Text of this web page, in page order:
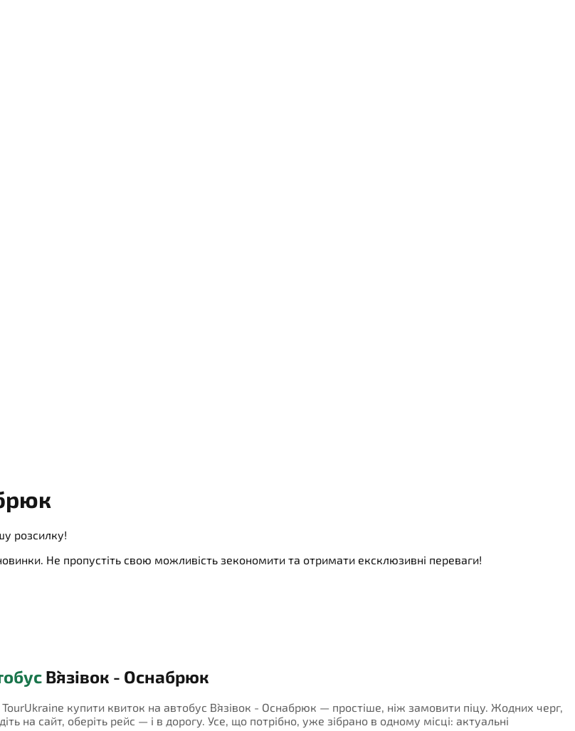
розсилку!
Не пропустіть свою можливість зекономити та отримати ексклюзивні переваги!
В`язівок - Оснабрюк
купити квиток на автобус В`язівок - Оснабрюк — простіше, ніж замовити піцу. Жодних черг,
на сайт, оберіть рейс — і в дорогу. Усе, що потрібно, уже зібрано в одному місці: актуальні